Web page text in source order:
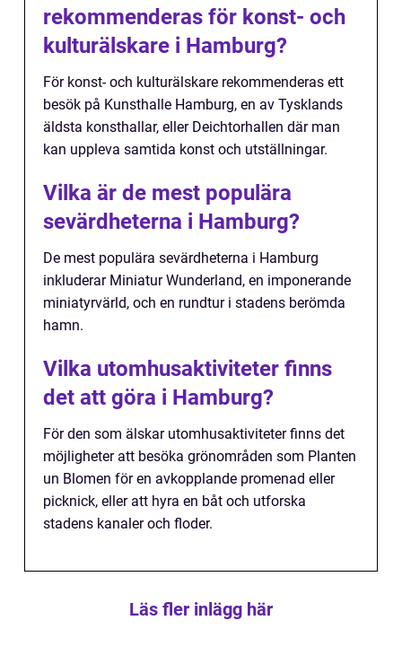
rekommenderas för konst- och
kulturälskare i Hamburg?
För konst- och kulturälskare rekommenderas ett
besök på Kunsthalle Hamburg, en av Tysklands
äldsta konsthallar, eller Deichtorhallen där man
kan uppleva samtida konst och utställningar.
Vilka är de mest populära
sevärdheterna i Hamburg?
De mest populära sevärdheterna i Hamburg
inkluderar Miniatur Wunderland, en imponerande
miniatyrvärld, och en rundtur i stadens berömda
hamn.
Vilka utomhusaktiviteter finns
det att göra i Hamburg?
För den som älskar utomhusaktiviteter finns det
möjligheter att besöka grönområden som Planten
un Blomen för en avkopplande promenad eller
picknick, eller att hyra en båt och utforska
stadens kanaler och floder.
Läs fler inlägg här